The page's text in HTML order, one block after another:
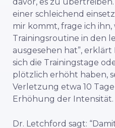
davor, es zu
einer schleichend
mir kommt, frage ich ihn,
Trainingsroutine in den
ausgesehen hat”, erklärt
sich die Trainingstage
plötzlich erhöht haben,
Verletzung etwa 10
Erhöhung der Intensität.
Dr. Letchford sagt: